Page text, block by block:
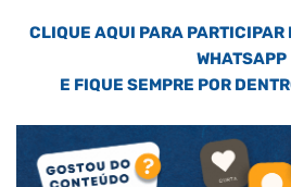
CLIQUE AQUI PARA PARTICIPAR
WHATSAPP
E FIQUE SEMPRE POR